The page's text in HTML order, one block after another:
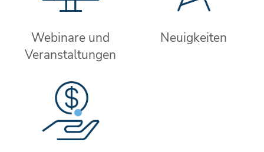
Webinare und
Veranstaltungen
Neuigkeiten